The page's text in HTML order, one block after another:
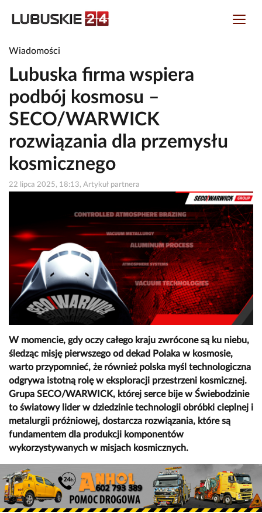
Wiadomości
Lubuska firma wspiera
podbój kosmosu –
SECO/WARWICK
rozwiązania dla przemysłu
kosmicznego
22 lipca 2025, 18:13, Artykuł partnera
W momencie, gdy oczy całego kraju zwrócone są ku niebu,
śledząc misję pierwszego od dekad Polaka w kosmosie,
warto przypomnieć, że również polska myśl technologiczna
odgrywa istotną rolę w eksploracji przestrzeni kosmicznej.
Grupa SECO/WARWICK, której serce bije w Świebodzinie
to światowy lider w dziedzinie technologii obróbki cieplnej i
metalurgii próżniowej, dostarcza rozwiązania, które są
fundamentem dla produkcji komponentów
wykorzystywanych w misjach kosmicznych.